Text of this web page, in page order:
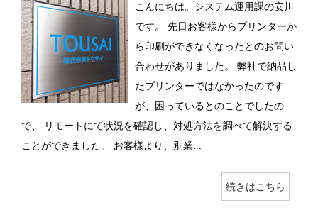
こんにちは。システム運用課の安川
です。 先日お客様からプリンターか
ら印刷ができなくなったとのお問い
合わせがありました。 弊社で納品し
たプリンターではなかったのです
が、困っているとのことでしたの
で、 リモートにて状況を確認し、対処方法を調べて解決する
ことができました。 お客様より、別業...
続きはこちら